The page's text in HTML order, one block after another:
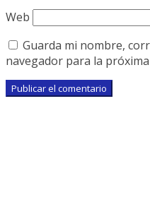
Web
Guarda mi nombre,
navegador para la